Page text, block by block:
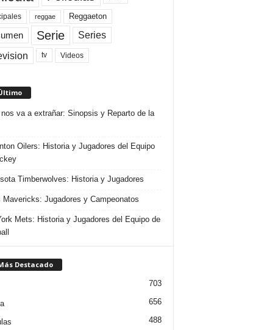
reggae Reggaeton
Serie Series
tv Videos
nos va a extrañar: Sinopsis y Reparto de la
Oilers: Historia y Jugadores del Equipo
Timberwolves: Historia y Jugadores
Mavericks: Jugadores y Campeonatos
Mets: Historia y Jugadores del Equipo de
Destacado
703
656
488